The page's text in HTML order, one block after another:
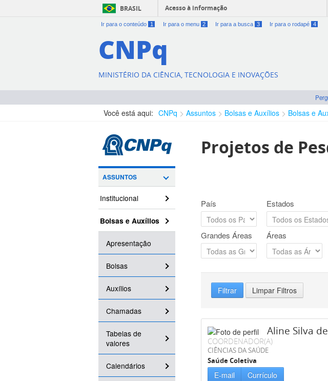
BRASIL Acesso à informação
Ir para o conteúdo 1 Ir para o menu 2 Ir para a busca 3 Ir para o rodapé 4
CNPq
MINISTÉRIO DA CIÊNCIA, TECNOLOGIA E INOVAÇÕES
Você está aqui: CNPq Assuntos Bolsas e Auxílios Bolsas e
ASSUNTOS
Institucional
Bolsas e Auxílios
Apresentação
Bolsas
Auxílios
Chamadas
Tabelas de
valores
Calendários
Projetos de
País Estados
Grandes Áreas Áreas
Filtrar Limpar Filtros
Aline Silva
COORDENADOR(A)
CIÊNCIAS DA SAÚDE
Saúde Coletiva
E-mail Currículo